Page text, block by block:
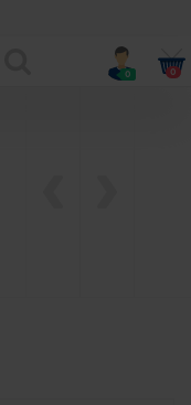
0 0